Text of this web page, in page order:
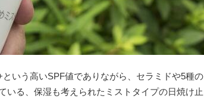
いう高いSPF値でありながら、セラミドや5種の
いる、保湿も考えられたミストタイプの日焼け止